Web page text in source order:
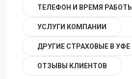
ТЕЛЕФОН И ВРЕМЯ РАБОТЫ
УСЛУГИ КОМПАНИИ
ДРУГИЕ СТРАХОВЫЕ В УФЕ
ОТЗЫВЫ КЛИЕНТОВ